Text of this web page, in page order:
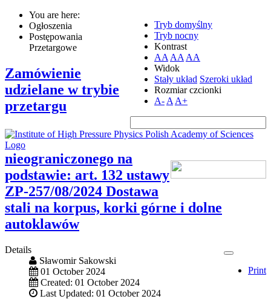
Tryb domyślny
Tryb nocny
Kontrast
AA AA AA
Widok
Stały układ Szeroki układ
Rozmiar czcionki
A- A A+
You are here:
Ogłoszenia
Postępowania
Przetargowe
Zamówienie
udzielane w trybie
przetargu
nieograniczonego na
podstawie: art. 132 ustawy
ZP-257/08/2024 Dostawa
stali na korpus, korki górne i dolne
autoklawów
Print
Details
Sławomir Sakowski
01 October 2024
Created: 01 October 2024
Last Updated: 01 October 2024